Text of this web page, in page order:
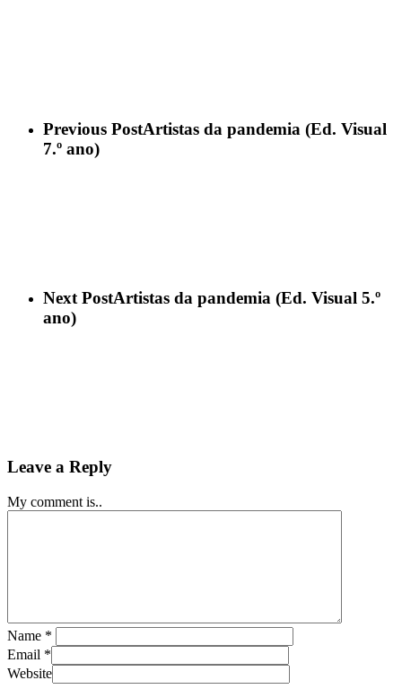
Previous PostArtistas da pandemia (Ed. Visual
7.º ano)
Next PostArtistas da pandemia (Ed. Visual 5.º
ano)
Leave a Reply
My comment is..
Name *
Email *
Website